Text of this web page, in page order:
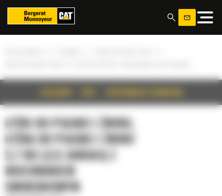
ŁYŻKI DO PIASKU I ŻWIRU,
ŁYŻKA DO PIASKU I ŻWIRU
2,7 M3 (3,5 JARDA3) Z
MOCOWANIEM
SWORZNIOWYM
Panel zarządzania plikami cookies